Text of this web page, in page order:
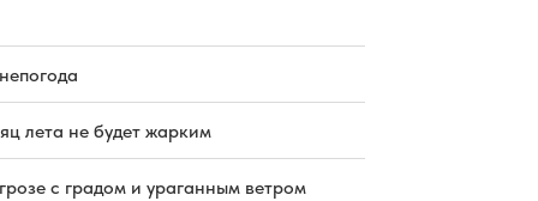
лета не будет жарким
с градом и ураганным ветром